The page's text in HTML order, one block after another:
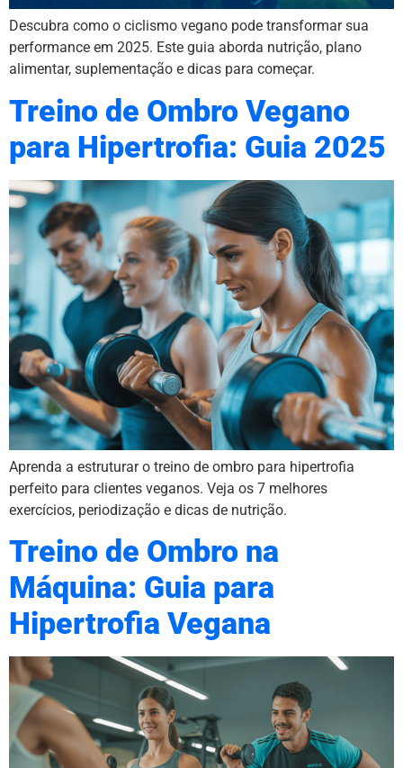
Descubra como o ciclismo vegano pode transformar sua
performance em 2025. Este guia aborda nutrição, plano
alimentar, suplementação e dicas para começar.
Treino de Ombro Vegano
para Hipertrofia: Guia 2025
Aprenda a estruturar o treino de ombro para hipertrofia
perfeito para clientes veganos. Veja os 7 melhores
exercícios, periodização e dicas de nutrição.
Treino de Ombro na
Máquina: Guia para
Hipertrofia Vegana